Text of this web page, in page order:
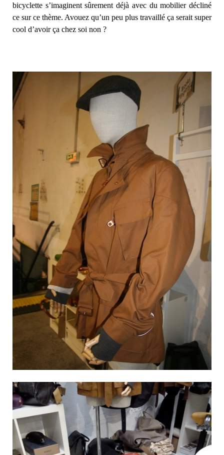
bicyclette s’imaginent sûrement déjà avec du mobilier décliné
ce sur ce thème. Avouez qu’un peu plus travaillé ça serait super
cool d’avoir ça chez soi non ?